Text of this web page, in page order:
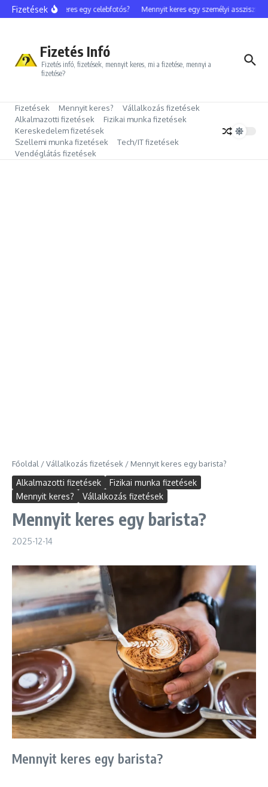
Ugrás a tartalomhoz
Fizetések
Mennyit keres egy celebfotós? Mennyit keres egy személyi asszisztens?
Fizetés Infó
Fizetés infó, fizetések, mennyit keres, mi a fizetése, mennyi a
fizetése?
Fizetések Mennyit keres?
Vállalkozás fizetések
Alkalmazotti fizetések
Fizikai munka fizetések
Kereskedelem fizetések
Szellemi munka fizetések
Tech/IT fizetések
Vendéglátás fizetések
Főoldal /Vállalkozás fizetések / Mennyit keres egy barista?
Alkalmazotti fizetések
Fizikai munka fizetések
Mennyit keres?
Vállalkozás fizetések
Mennyit keres egy barista?
2025-12-14
Mennyit keres egy barista?